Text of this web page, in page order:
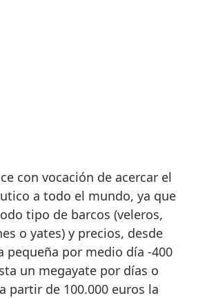
con vocación de acercar el
a todo el mundo, ya que
tipo de barcos (veleros,
o yates) y precios, desde
pequeña por medio día -400
un megayate por días o
partir de 100.000 euros la